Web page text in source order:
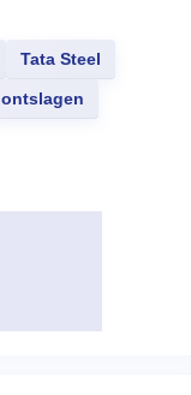
Tata Steel
ontslagen